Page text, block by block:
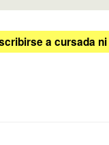
a cursada